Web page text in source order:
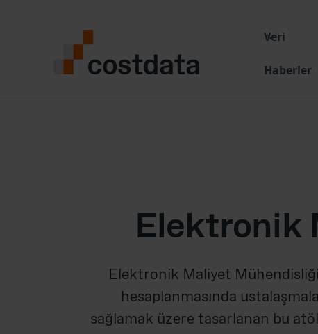
Veri
Haberler
Elektronik
Elektronik Maliyet
hesaplanmasında
sağlamak üzere tasarlanan bu